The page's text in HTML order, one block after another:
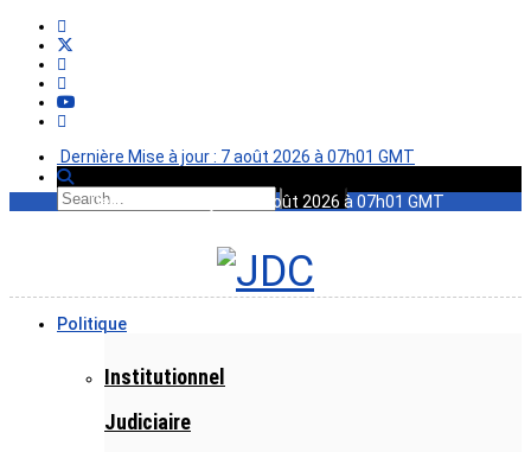
Dernière Mise à jour : 7 août 2026 à 07h01 GMT
Dernière Mise à jour : 7 août 2026 à 07h01 GMT
Politique
Institutionnel
Judiciaire